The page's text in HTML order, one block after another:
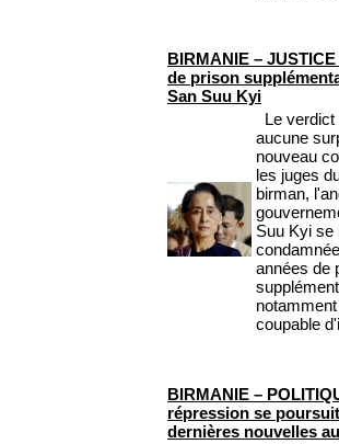
BIRMANIE –
de prison
San Suu Kyi
Le
aucune
nouveau
les juges
birman,
Suu Kyi se
années de
coupable
BIRMANIE –
répression se
dernières nouvelles